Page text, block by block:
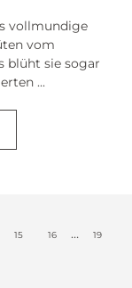
vollmundige
vom
blüht sie sogar
...
15 16 … 19